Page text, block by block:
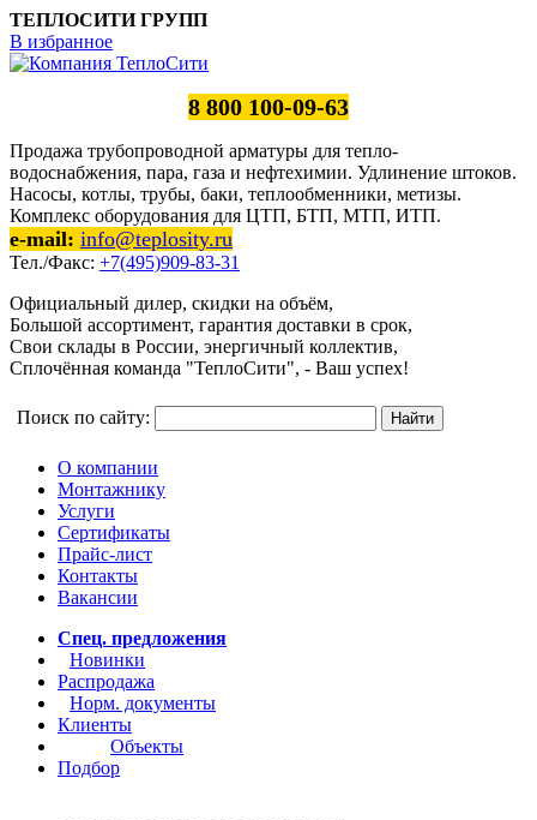
ТЕПЛОСИТИ ГРУПП
В избранное
8 800 100-09-63
Продажа трубопроводной арматуры для тепло-
водоснабжения, пара, газа и нефтехимии. Удлинение штоков.
Насосы, котлы, трубы, баки, теплообменники, метизы.
Комплекс оборудования для ЦТП, БТП, МТП, ИТП.
e-mail: info@teplosity.ru
Тел./Факс: +7(495)909-83-31
Официальный дилер, скидки на объём,
Большой ассортимент, гарантия доставки в срок,
Свои склады в России, энергичный коллектив,
Сплочённая команда "ТеплоСити", - Ваш успех!
Поиск по сайту:
О компании
Монтажнику
Услуги
Сертификаты
Прайс-лист
Контакты
Вакансии
Спец. предложения
Новинки
Распродажа
Норм. документы
Клиенты
Объекты
Подбор